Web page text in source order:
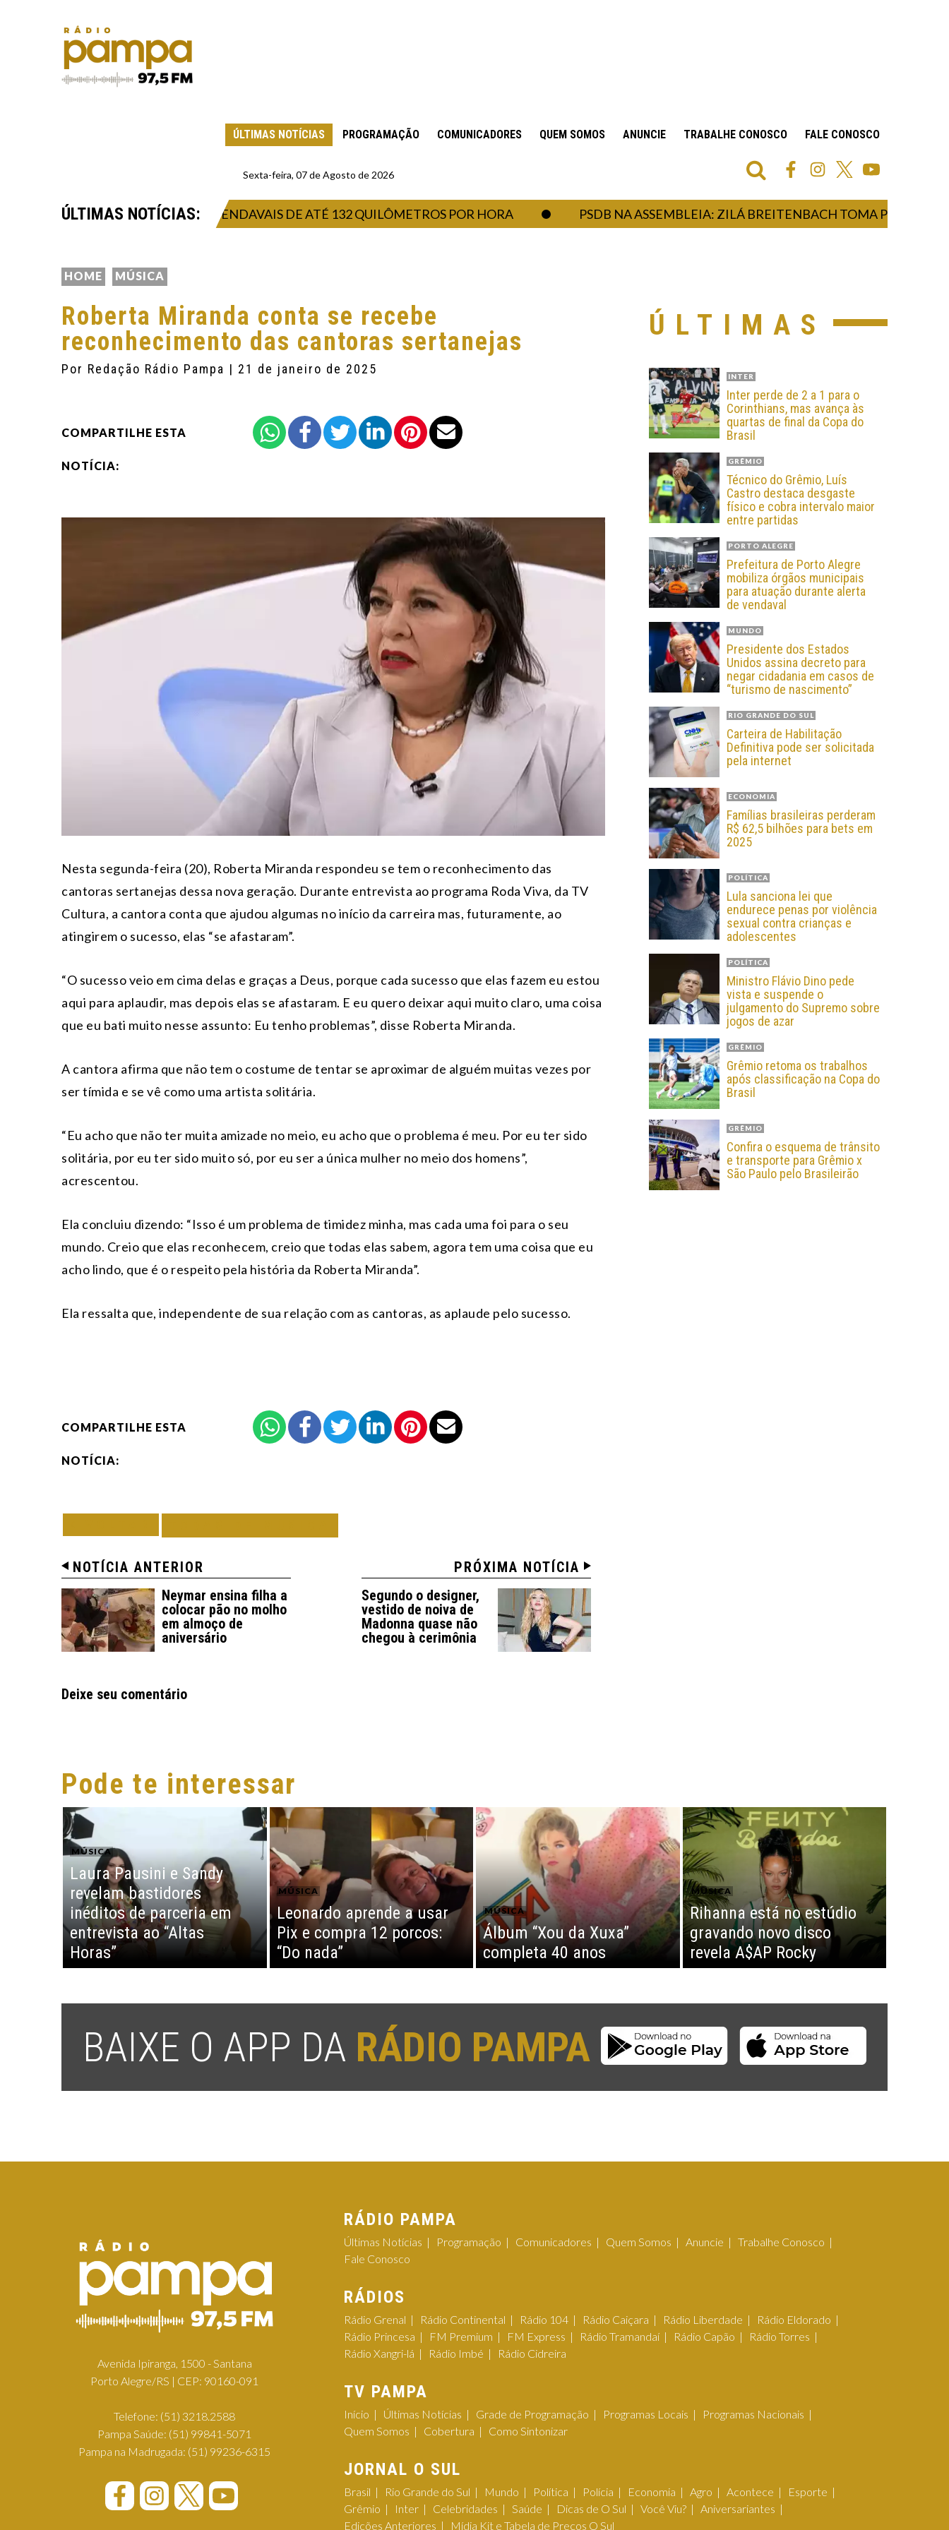
ÚLTIMAS NOTÍCIAS PROGRAMAÇÃO COMUNICADORES QUEM SOMOS ANUNCIE TRABALHE CONOSCO FALE CONOSCO
Sexta-feira, 07 de Agosto de 2026
ÚLTIMAS NOTÍCIAS:
TEMPORAL INTENSO E VENDAVAIS DE ATÉ 132 QUILÔMETROS POR HORA PSDB NA ASSEMBLEIA: ZILÁ BREITENBACH TOMA POSSE COMO
HOME MÚSICA
Roberta Miranda conta se recebe
reconhecimento das cantoras sertanejas
Por Redação Rádio Pampa | 21 de janeiro de 2025
COMPARTILHE ESTA
NOTÍCIA:
Nesta segunda-feira (20), Roberta Miranda respondeu se tem o reconhecimento das
cantoras sertanejas dessa nova geração. Durante entrevista ao programa Roda Viva, da TV
Cultura, a cantora conta que ajudou algumas no início da carreira mas, futuramente, ao
atingirem o sucesso, elas “se afastaram”.
“O sucesso veio em cima delas e graças a Deus, porque cada sucesso que elas fazem eu estou
aqui para aplaudir, mas depois elas se afastaram. E eu quero deixar aqui muito claro, uma coisa
que eu bati muito nesse assunto: Eu tenho problemas”, disse Roberta Miranda.
A cantora afirma que não tem o costume de tentar se aproximar de alguém muitas vezes por
ser tímida e se vê como uma artista solitária.
“Eu acho que não ter muita amizade no meio, eu acho que o problema é meu. Por eu ter sido
solitária, por eu ter sido muito só, por eu ser a única mulher no meio dos homens”,
acrescentou.
Ela concluiu dizendo: “Isso é um problema de timidez minha, mas cada uma foi para o seu
mundo. Creio que elas reconhecem, creio que todas elas sabem, agora tem uma coisa que eu
acho lindo, que é o respeito pela história da Roberta Miranda”.
Ela ressalta que, independente de sua relação com as cantoras, as aplaude pelo sucesso.
COMPARTILHE ESTA
NOTÍCIA:
NOTÍCIA ANTERIOR
Neymar ensina filha a
colocar pão no molho
em almoço de
aniversário
PRÓXIMA NOTÍCIA
Segundo o designer,
vestido de noiva de
Madonna quase não
chegou à cerimônia
Deixe seu comentário
ÚLTIMAS
INTER
Inter perde de 2 a 1 para o
Corinthians, mas avança às
quartas de final da Copa do
Brasil
GRÊMIO
Técnico do Grêmio, Luís
Castro destaca desgaste
físico e cobra intervalo maior
entre partidas
PORTO ALEGRE
Prefeitura de Porto Alegre
mobiliza órgãos municipais
para atuação durante alerta
de vendaval
MUNDO
Presidente dos Estados
Unidos assina decreto para
negar cidadania em casos de
“turismo de nascimento”
RIO GRANDE DO SUL
Carteira de Habilitação
Definitiva pode ser solicitada
pela internet
ECONOMIA
Famílias brasileiras perderam
R$ 62,5 bilhões para bets em
2025
POLÍTICA
Lula sanciona lei que
endurece penas por violência
sexual contra crianças e
adolescentes
POLÍTICA
Ministro Flávio Dino pede
vista e suspende o
julgamento do Supremo sobre
jogos de azar
GRÊMIO
Grêmio retoma os trabalhos
após classificação na Copa do
Brasil
GRÊMIO
Confira o esquema de trânsito
e transporte para Grêmio x
São Paulo pelo Brasileirão
Pode te interessar
MÚSICA
Laura Pausini e Sandy
revelam bastidores
inéditos de parceria em
entrevista ao “Altas
Horas”
MÚSICA
Leonardo aprende a usar
Pix e compra 12 porcos:
“Do nada”
MÚSICA
Álbum “Xou da Xuxa”
completa 40 anos
MÚSICA
Rihanna está no estúdio
gravando novo disco
revela A$AP Rocky
BAIXE O APP DA RÁDIO PAMPA
Avenida Ipiranga, 1500 - Santana
Porto Alegre/RS | CEP: 90160-091
Telefone: (51) 3218.2588
Pampa Saúde: (51) 99841-5071
Pampa na Madrugada: (51) 99236-6315
RÁDIO PAMPA
Últimas Notícias Programação Comunicadores Quem Somos Anuncie
Trabalhe Conosco
Fale Conosco
RÁDIOS
Rádio Grenal Rádio Continental Rádio 104 Rádio Caiçara Rádio Liberdade
Rádio Eldorado
Rádio Princesa
FM Premium FM Express Rádio Tramandaí Rádio Capão
Rádio Torres
Rádio Xangri-lá
Rádio Imbé Rádio Cidreira
TV PAMPA
Início Últimas Notícias Grade de Programação Programas Locais
Programas Nacionais
Quem Somos
Cobertura Como Sintonizar
JORNAL O SUL
Brasil Rio Grande do Sul Mundo Política Polícia Economia Agro Acontece
Esporte
Grêmio
Inter Celebridades Saúde Dicas de O Sul Você Viu?
Aniversariantes
Edições Anteriores
Mídia Kit e Tabela de Preços O Sul